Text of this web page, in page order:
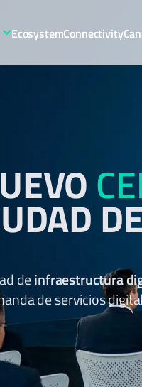
EcosystemConnectivity
DE
deinfraestructura
de servicios